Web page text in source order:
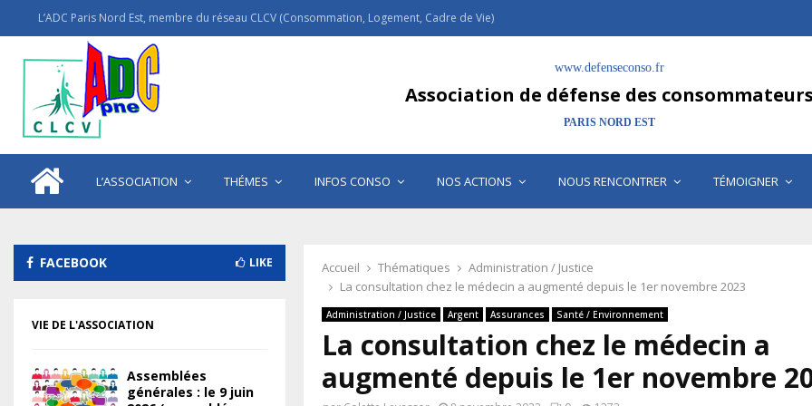
L’ADC Paris Nord Est, membre du réseau CLCV (Consommation, Logement, Cadre de Vie)
www.defenseconso.fr
Association de défense des consommateurs
PARIS NORD EST
L’ASSOCIATION THÉMES INFOS CONSO NOS ACTIONS NOUS RENCONTRER TÉMOIGNER
Accueil Thématiques
Administration / Justice
La consultation chez le médecin a augmenté depuis le 1er novembre 2023
Administration / Justice Argent Assurances Santé / Environnement
La consultation chez le médecin a
augmenté depuis le 1er novembre
FACEBOOK LIKE
VIE DE L'ASSOCIATION
Assemblées
générales : le 9 juin